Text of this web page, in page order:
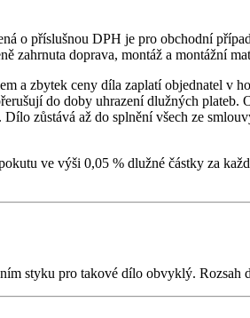
o příslušnou DPH je pro obchodní
zahrnuta doprava, montáž a montážní
a zbytek ceny díla zaplatí objednatel v
do doby uhrazení dlužných plateb.
zůstává až do splnění všech ze
ve výši 0,05 % dlužné částky za
styku pro takové dílo obvyklý. Rozsah